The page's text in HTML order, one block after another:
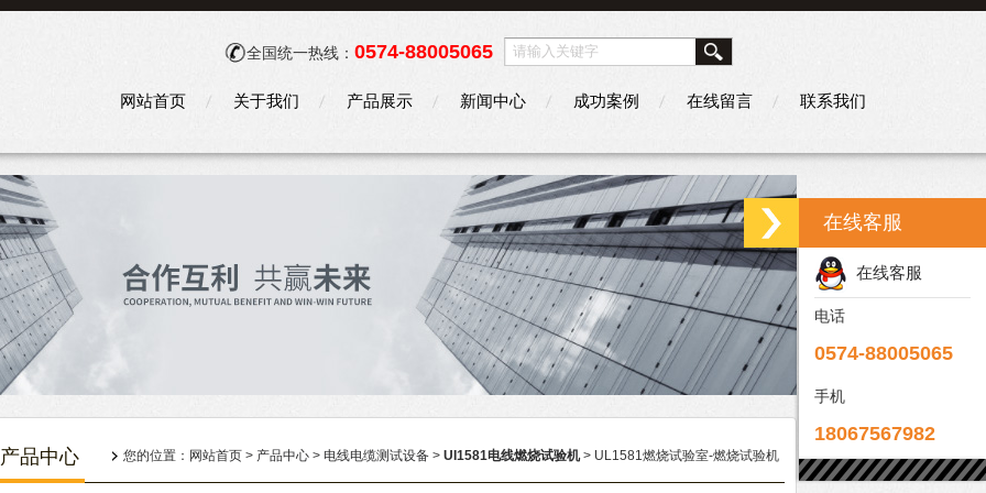
全国统一热线： 0574-88005065
网站首页 关于我们 产品展示 新闻中心 成功案例 在线留言 联系我们
产品中心 您的位置： 网站首页 > 产品中心 > 电线电缆测试设备 > UI1581电线燃烧试验机> UL1581燃烧试验室-燃烧试验机
在线客服
在线客服
电话
0574-88005065
手机
18067567982